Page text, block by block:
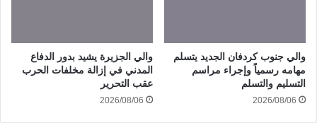
والي جنوب كردفان الجديد يتسلم
مهامه رسمياً وإجراء مراسم
التسليم والتسلم
2026/08/06
والي الجزيرة يشيد بدور الدفاع
المدني في إزالة مخلفات الحرب
عقب التحرير
2026/08/06